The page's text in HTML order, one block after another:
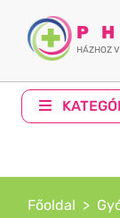
HÁZHOZ
Főoldal